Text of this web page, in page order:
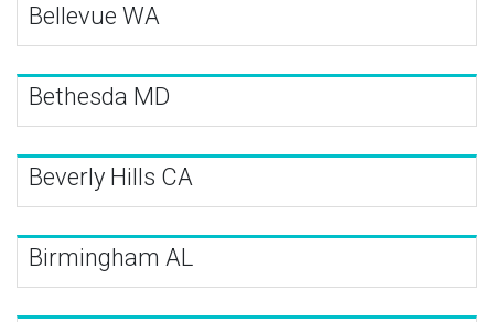
Bellevue WA
Bethesda MD
Beverly Hills CA
Birmingham AL